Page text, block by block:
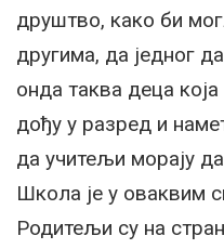
друштво, како би
другима, да једног
онда таква деца
дођу у разред и
да учитељи морају
Школа је у оваквим
Родитељи су на